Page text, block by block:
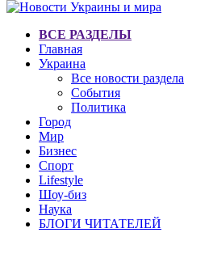
ВСЕ РАЗДЕЛЫ
Главная
Украина
Все новости раздела
События
Политика
Город
Мир
Бизнес
Спорт
Lifestyle
Шоу-биз
Наука
БЛОГИ ЧИТАТЕЛЕЙ